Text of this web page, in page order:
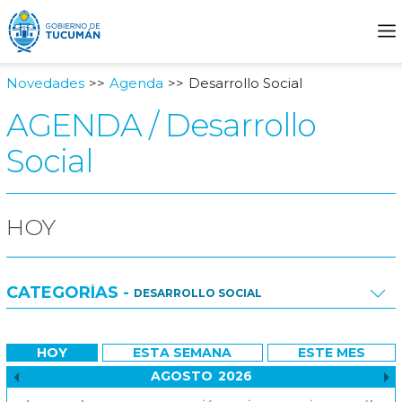
Novedades Agenda Desarrollo Social
AGENDA / Desarrollo
Social
HOY
CATEGORÍAS - DESARROLLO SOCIAL
Desarrollo Social
HOY ESTA SEMANA
ESTE MES
AGOSTO 2026